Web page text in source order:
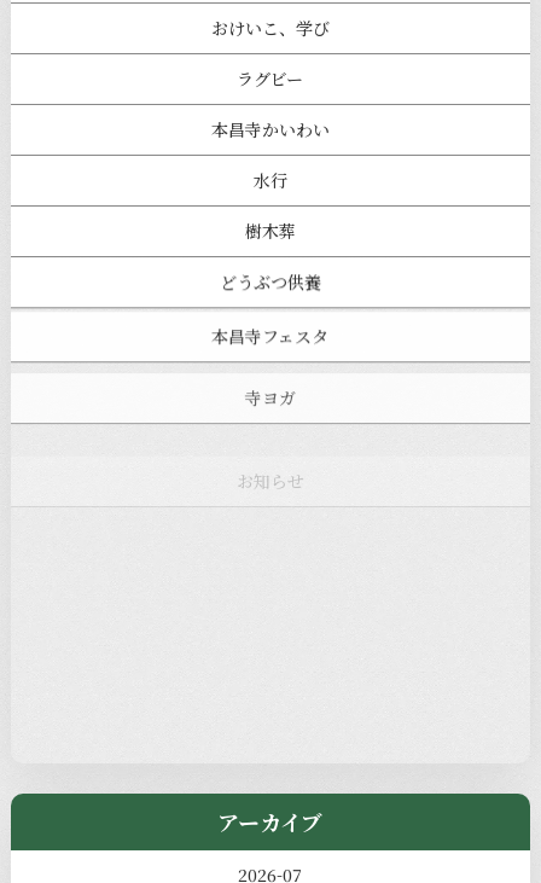
おけいこ、学び
ラグビー
本昌寺かいわい
水行
樹木葬
どうぶつ供養
本昌寺フェスタ
注目の記事
アーカイブ
2026-07